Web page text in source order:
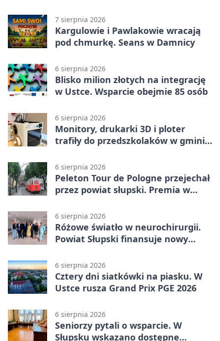
7 sierpnia 2026
Kargulowie i Pawlakowie wracają
pod chmurkę. Seans w Damnicy
6 sierpnia 2026
Blisko milion złotych na integrację
w Ustce. Wsparcie obejmie 85 osób
6 sierpnia 2026
Monitory, drukarki 3D i ploter
trafiły do przedszkolaków w gminie
6 sierpnia 2026
Peleton Tour de Pologne przejechał
przez powiat słupski. Premia w
6 sierpnia 2026
Różowe światło w neurochirurgii.
Powiat Słupski finansuje nowy
6 sierpnia 2026
Cztery dni siatkówki na piasku. W
Ustce rusza Grand Prix PGE 2026
6 sierpnia 2026
Seniorzy pytali o wsparcie. W
Słupsku wskazano dostępne